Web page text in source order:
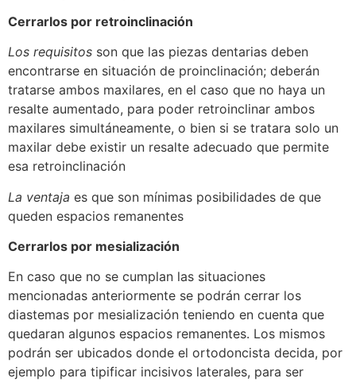
Cerrarlos por retroinclinación
Los requisitos son que las piezas dentarias deben
encontrarse en situación de proinclinación; deberán
tratarse ambos maxilares, en el caso que no haya un
resalte aumentado, para poder retroinclinar ambos
maxilares simultáneamente, o bien si se tratara solo un
maxilar debe existir un resalte adecuado que permite
esa retroinclinación
La ventaja es que son mínimas posibilidades de que
queden espacios remanentes
Cerrarlos por mesialización
En caso que no se cumplan las situaciones
mencionadas anteriormente se podrán cerrar los
diastemas por mesialización teniendo en cuenta que
quedaran algunos espacios remanentes. Los mismos
podrán ser ubicados donde el ortodoncista decida, por
ejemplo para tipificar incisivos laterales, para ser